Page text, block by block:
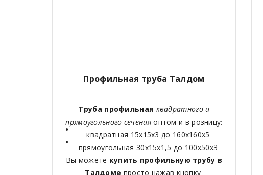
Профильная труба Талдом
Труба профильная квадратного и
прямоугольного сеченияоптом и в розницу:
квадратная 15х15х3 до 160х160х5
прямоугольная 30х15х1,5 до 100х50х3
Вы можете купить профильную трубу в
Талдоме просто нажав кнопку